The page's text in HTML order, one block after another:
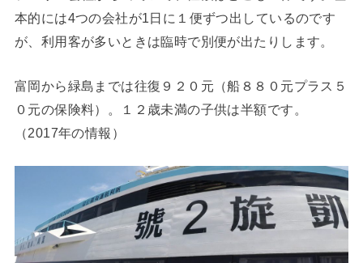
本的には4つの会社が1日に１便ずつ出しているのです
が、利用客が多いときは臨時で別便が出たりします。
富岡から緑島までは往復９２０元（船８８０元プラス５
０元の保険料）。１２歳未満の子供は半額です。
（2017年の情報）